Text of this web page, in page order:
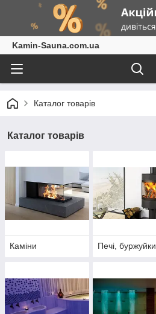
Kamin-Sauna.com.ua
Каталог товарів
Каталог товарів
Каміни Печі, буржуйки